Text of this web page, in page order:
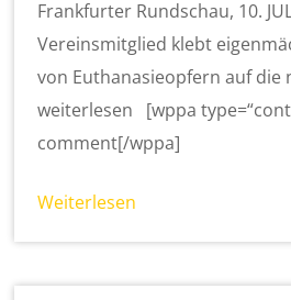
Frankfurter Rundschau, 10.
Vereinsmitglied klebt
von Euthanasieopfern auf die
weiterlesen [wppa
comment[/wppa]
Weiterlesen